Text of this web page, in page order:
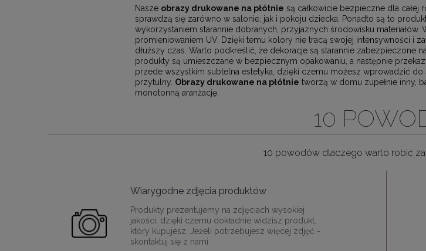
Nasze obrazy drukowane na płótnie są całkowicie bezpieczne dla
sprawdzą się zarówno w salonie, jak i pokoju dziecka. Ponadto są to
wykorzystaniem starannie dobranych, przyjaznych środowisku materiałów.
promieniowaniem UV. Dzięki temu kolory nie tracą swojej intensywności i
dłuższy czas. Warto podkreślić, że dekoracje są starannie zabezpieczone
produkty są umieszczane w bezpiecznym opakowaniu, a następnie
przede wszystkim subtelna estetyka, dzięki czemu możesz wprowadzić
przytulny. Obrazy drukowane na płótnie tworzą w domu zupełnie inny,
monotonną aranżację.
10
10 powodów dlaczego warto robić
Wiarygodne zdjęcia produktów
Produkty prezentujemy na zdjęciach wysokiej
jakości, dzięki czemu dokładnie widzisz produkt,
który kupujesz. Jeżeli potrzebujesz więcej zdjęć -
skontaktuj się z nami.